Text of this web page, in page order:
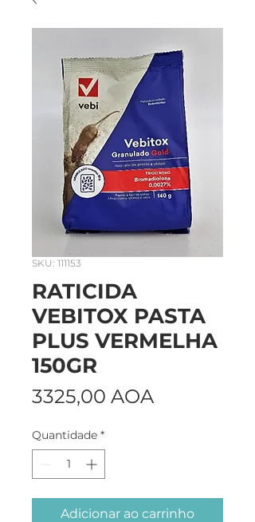
SKU: 111153
RATICIDA
VEBITOX PASTA
PLUS VERMELHA
150GR
3325,00 AOA
Quantidade *
Adicionar ao carrinho